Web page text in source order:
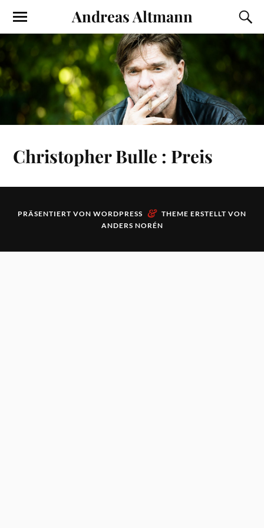
Andreas Altmann
Christopher Bulle : Preis
PRÄSENTIERT VON WORDPRESS & THEME ERSTELLT VON
ANDERS NORÉN